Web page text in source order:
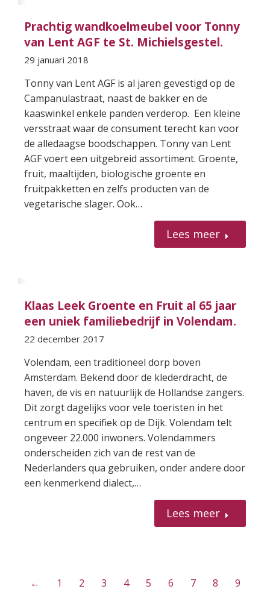
Prachtig wandkoelmeubel voor Tonny
van Lent AGF te St. Michielsgestel.
29 januari 2018
Tonny van Lent AGF is al jaren gevestigd op de
Campanulastraat, naast de bakker en de
kaaswinkel enkele panden verderop. Een kleine
versstraat waar de consument terecht kan voor
de alledaagse boodschappen. Tonny van Lent
AGF voert een uitgebreid assortiment. Groente,
fruit, maaltijden, biologische groente en
fruitpakketten en zelfs producten van de
vegetarische slager. Ook…
Lees meer
Klaas Leek Groente en Fruit al 65 jaar
een uniek familiebedrijf in Volendam.
22 december 2017
Volendam, een traditioneel dorp boven
Amsterdam. Bekend door de klederdracht, de
haven, de vis en natuurlijk de Hollandse zangers.
Dit zorgt dagelijks voor vele toeristen in het
centrum en specifiek op de Dijk. Volendam telt
ongeveer 22.000 inwoners. Volendammers
onderscheiden zich van de rest van de
Nederlanders qua gebruiken, onder andere door
een kenmerkend dialect,…
Lees meer
← 1 2 3 4 5 6 7 8
9